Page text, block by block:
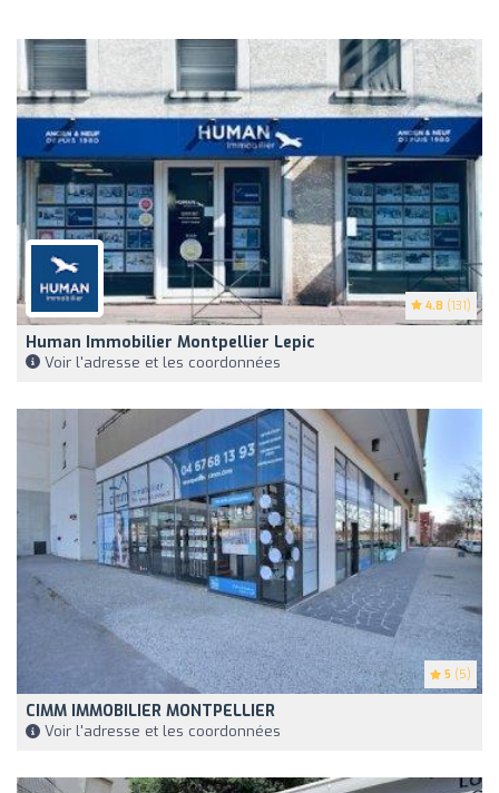
4.8 (131)
Human Immobilier Montpellier Lepic
Voir l'adresse et les coordonnées
5 (5)
CIMM IMMOBILIER MONTPELLIER
Voir l'adresse et les coordonnées